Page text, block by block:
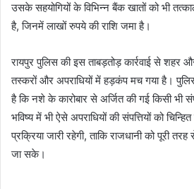
उसके सहयोगियों के विभिन्न बैंक खातों को भी
है, जिनमें लाखों रुपये की राशि जमा है।
रायपुर पुलिस की इस ताबड़तोड़ कार्रवाई से शहर
तस्करों और अपराधियों में हड़कंप मच गया है।
है कि नशे के कारोबार से अर्जित की गई किसी भी
भविष्य में भी ऐसे अपराधियों की संपत्तियों को
प्रक्रिया जारी रहेगी, ताकि राजधानी को पूरी
जा सके।